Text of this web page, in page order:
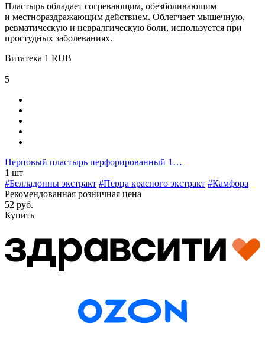
Пластырь обладает согревающим, обезболивающим
и местнораздражающим действием. Облегчает мышечную,
ревматическую и невралгическую боли, используется при
простудных заболеваниях.
Витатека 1 RUB
5
Перцовый пластырь перфорированный 1…
1 шт
#Белладонны экстракт #Перца красного экстракт #Камфора
Рекомендованная розничная цена
52 руб.
Купить